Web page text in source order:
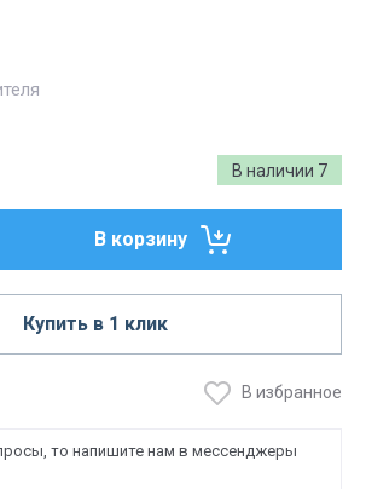
В наличии 7
В корзину
Купить в 1 клик
В избранное
то напишите нам в мессенджеры